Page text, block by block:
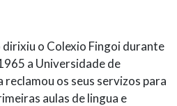
o Colexio Fingoi durante
a Universidade de
os seus servizos para
aulas de lingua e